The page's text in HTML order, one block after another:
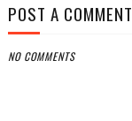
POST A COMMENT
NO COMMENTS